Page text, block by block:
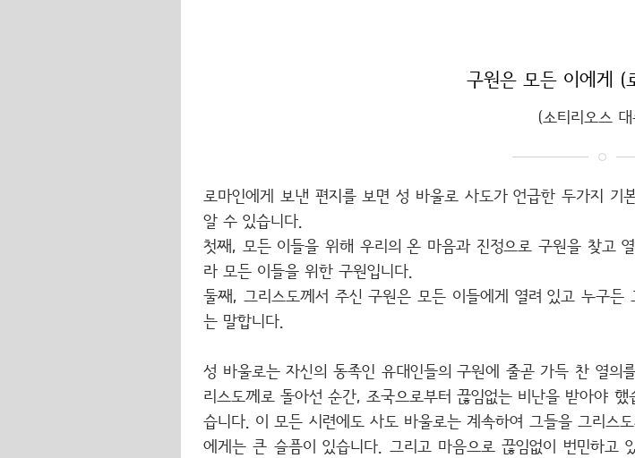
구원은 모든 이에게 (
(소티리오스 대
로마인에게 보낸 편지를 보면 성 바울로 사도가 언급한 두가지 기
알 수 있습니다.
첫째, 모든 이들을 위해 우리의 온 마음과 진정으로 구원을 찾고
라 모든 이들을 위한 구원입니다.
둘째, 그리스도께서 주신 구원은 모든 이들에게 열려 있고 누구
는 말합니다.
성 바울로는 자신의 동족인 유대인들의 구원에 줄곧 가득 찬 열의
리스도께로 돌아선 순간, 조국으로부터 끊임없는 비난을 받아야
습니다. 이 모든 시련에도 사도 바울로는 계속하여 그들을 그리스
에게는 큰 슬픔이 있습니다. 그리고 마음으로 끊임없이 번민하고